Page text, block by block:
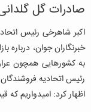
صادرات گل
اکبر شاهرخی رئیس
خبرنگاران جوان، درباره
به کشور‌هایی همچون
رئیس اتحادیه فروشندگان
اظهار کرد: امیدواریم که